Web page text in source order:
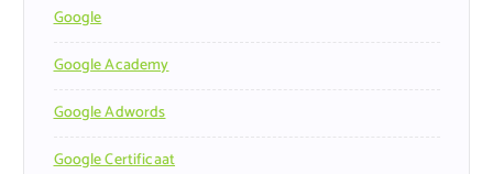
Google
Google Academy
Google Adwords
Google Certificaat